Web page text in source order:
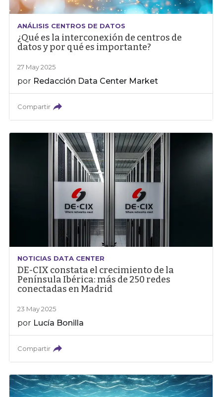
ANÁLISIS CENTROS DE DATOS
¿Qué es la interconexión de centros de
datos y por qué es importante?
27 May 2025
por Redacción Data Center Market
Compartir
NOTICIAS DATA CENTER
DE-CIX constata el crecimiento de la
Península Ibérica: más de 250 redes
conectadas en Madrid
23 May 2025
por Lucía Bonilla
Compartir